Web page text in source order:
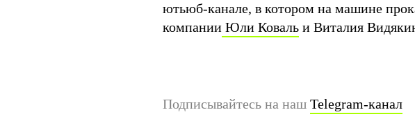
ютьюб-канале, в котором на машине
компании Юли Коваль и Виталия
Подписывайтесь на наш Telegram-канал